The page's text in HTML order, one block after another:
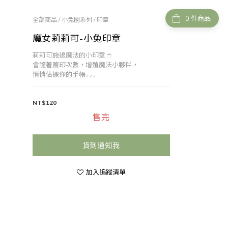
件商品
全部商品 / 小兔國系列 /印章
魔女莉莉可-小兔印章
莉莉可施過魔法的小印章 ෆ⃛
會隨著蓋印次數，增殖魔法小夥伴，
悄悄佔據你的手帳⸝⸝⸝
NT$120
售完
貨到通知我
加入追蹤清單